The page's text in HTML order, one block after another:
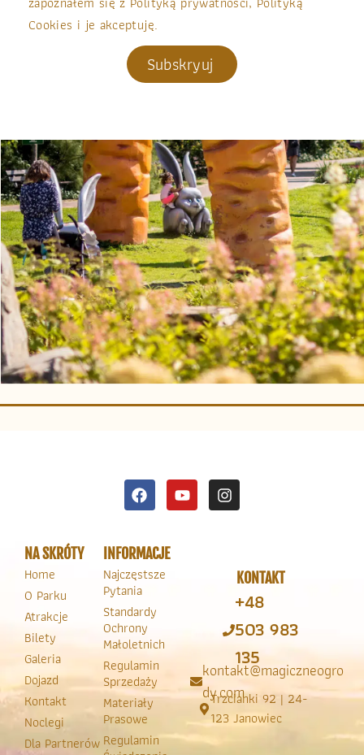
Cookies i je akceptuję.
Subskryuj
NA SKRÓTY
Home
O Parku
Atrakcje
Bilety
Galeria
Dojazd
Kontakt
Noclegi
Dla Partnerów
INFORMACJE
Najczęstsze
Pytania
Standardy
Ochrony
Małoletnich
Regulamin
Sprzedaży
Materiały
Prasowe
Regulamin
KONTAKT
+48
503 983
135
kontakt@magiczneogro
dy.com
Trzcianki 92 | 24-
123 Janowiec